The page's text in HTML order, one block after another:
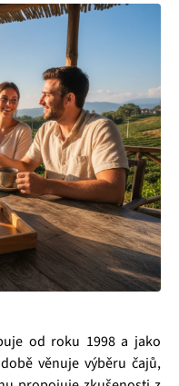
od roku 1998 a jako
věnuje výběru čajů,